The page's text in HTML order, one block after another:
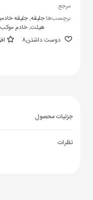
مرجع:
برچسب‌ها:جلیقه,جلیقه
هیئت,خادم موکب
دوست داشتن8
جزئیات محصول
نظرات